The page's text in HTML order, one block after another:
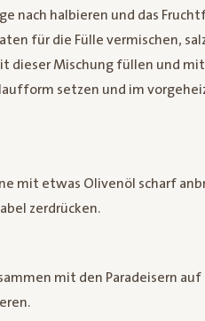
nach halbieren und das
für die Fülle vermischen,
dieser Mischung füllen und
setzen und im
mit etwas Olivenöl scharf
zerdrücken.
mit den Paradeisern